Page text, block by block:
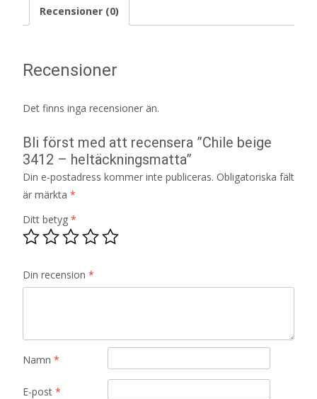
Recensioner (0)
Recensioner
Det finns inga recensioner än.
Bli först med att recensera ”Chile beige
3412 – heltäckningsmatta”
Din e-postadress kommer inte publiceras. Obligatoriska fält
är märkta *
Ditt betyg *
Din recension *
Namn *
E-post *